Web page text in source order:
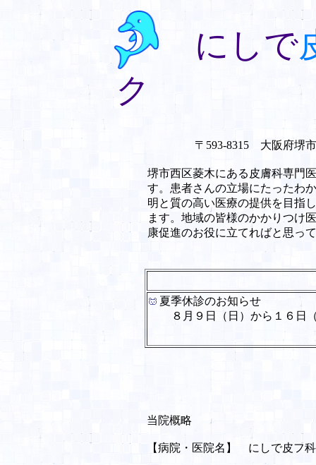
にしで
ク
〒593-8315 大阪府堺市西区菱
当院概略
【病院・医院名】 にしで皮フ
堺市西区菱木にある皮膚科専門
す。患者さんの立場にたったわ
明と質の高い医療の提供を目指
ます。地域の皆様のかかりつけ
康促進のお役に立てればと思っ
夏季休診のお知らせ
８月９日（日）から１６日（